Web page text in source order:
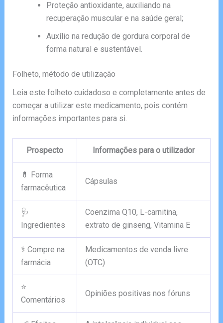
Proteção antioxidante, auxiliando na
recuperação muscular e na saúde geral;
Auxílio na redução de gordura corporal de
forma natural e sustentável.
Folheto, método de utilização
Leia este folheto cuidadoso e completamente antes de
começar a utilizar este medicamento, pois contém
informações importantes para si.
Prospecto Informações para o utilizador
💊 Forma
farmacêutica
Cápsulas
🩺
Ingredientes
Coenzima Q10, L-carnitina,
extrato de ginseng, Vitamina E
⚕️ Compre na
farmácia
Medicamentos de venda livre
(OTC)
⭐
Comentários
Opiniões positivas nos fóruns